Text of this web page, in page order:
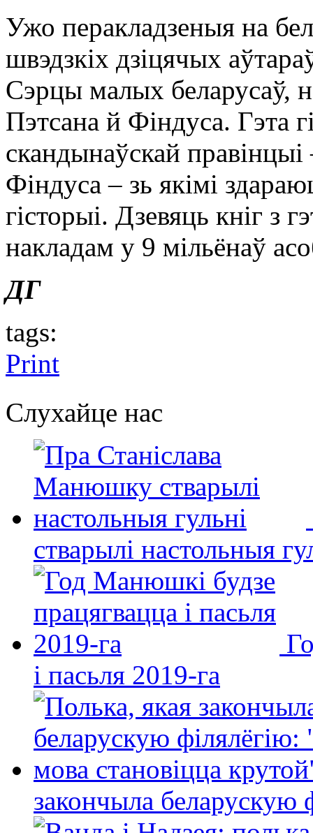
Ужо перакладзеныя на
швэдзкіх дзіцячых
Сэрцы малых беларусаў,
Пэтсана й Фіндуса. Гэта
скандынаўскай
Фіндуса – зь якімі
гісторыі. Дзевяць кніг з
накладам у 9 мільёнаў
ДГ
tags:
Print
Слухайце нас
стварылі настольныя
і пасьля 2019-га
закончыла беларускую